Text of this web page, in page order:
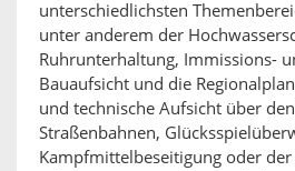
unterschiedlichsten
unter anderem der
Ruhrunterhaltung, Immissions-
Bauaufsicht und die
und technische Aufsicht über
Straßenbahnen,
Kampfmittelbeseitigung oder